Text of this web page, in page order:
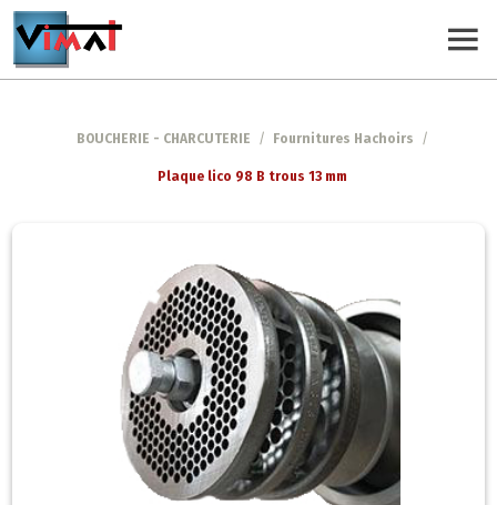
BOUCHERIE - CHARCUTERIE / Fournitures Hachoirs /
Plaque lico 98 B trous 13 mm